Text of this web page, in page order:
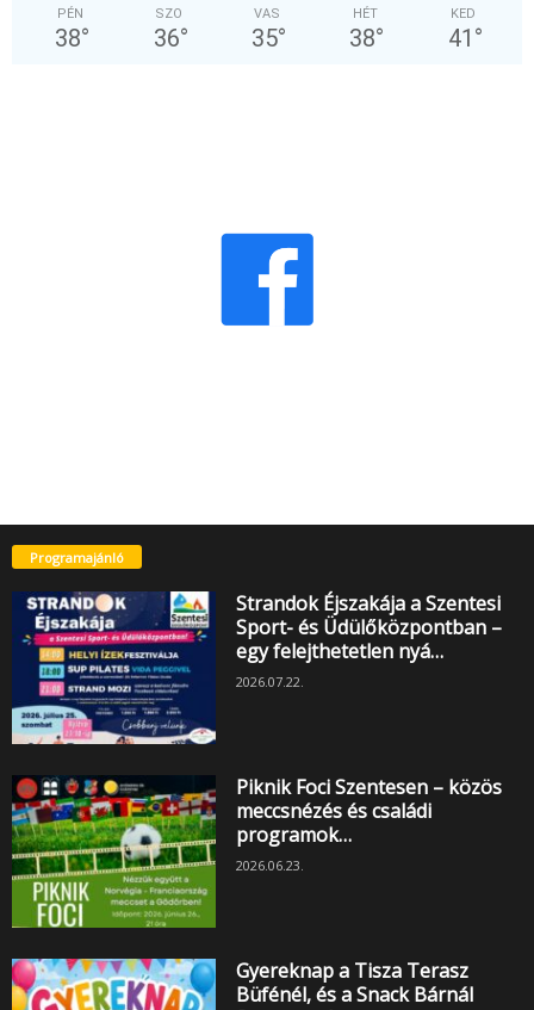
PÉN
38°
SZO
36°
VAS
35°
HÉT
38°
KED
41 °
Programajánló
Strandok Éjszakája a Szentesi
Sport- és Üdülőközpontban –
egy felejthetetlen nyá…
2026.07.22.
Piknik Foci Szentesen – közös
meccsnézés és családi
programok…
2026.06.23.
Gyereknap a Tisza Terasz
Büfénél, és a Snack Bárnál